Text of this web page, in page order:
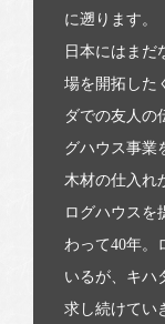
に遡ります。
日本にはまだ
場を開拓した
ダでの友人の
グハウス事業
木材の仕入れ
ログハウスを
わって40年。
いるが、キハ
求し続けてい